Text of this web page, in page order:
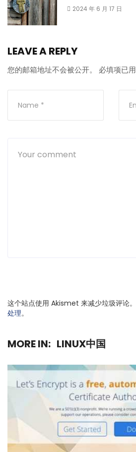
2024 年 6 月 17 日
LEAVE A REPLY
您的邮箱地址不会被公开。 必填项已用
这个站点使用 Akismet 来减少垃圾评论。
处理。
MORE IN: LINUX中国